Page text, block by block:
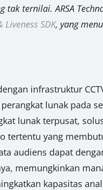
ternilai. ARSA
Liveness SDK, yang
infrastruktur
lunak pada
lunak terpusat,
tertentu yang
audiens dapat
memungkinkan
kapasitas